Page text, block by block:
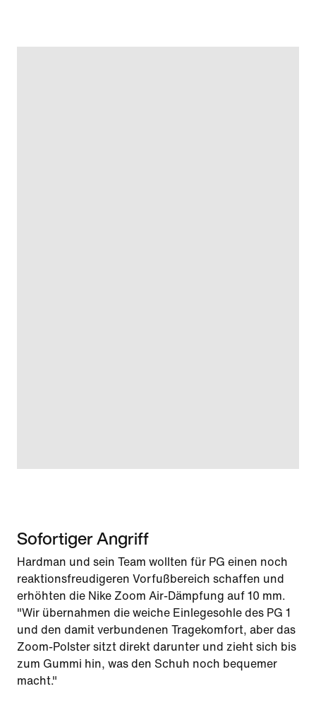
Sofortiger Angriff
Hardman und sein Team wollten für PG einen noch
reaktionsfreudigeren Vorfußbereich schaffen und
erhöhten die Nike Zoom Air-Dämpfung auf 10 mm.
"Wir übernahmen die weiche Einlegesohle des PG 1
und den damit verbundenen Tragekomfort, aber das
Zoom-Polster sitzt direkt darunter und zieht sich bis
zum Gummi hin, was den Schuh noch bequemer
macht."